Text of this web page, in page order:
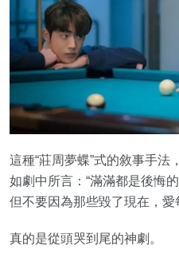
這種“莊周夢蝶”式的敘事手法
如劇中所言：“滿滿都是後悔
但不要因為那些毀了現在，愛
真的是從頭哭到尾的神劇。